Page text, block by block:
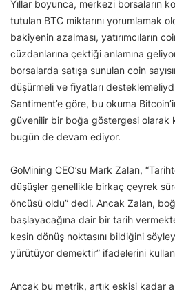
Yıllar boyunca, merkezi borsaların
tutulan BTC miktarını yorumlamak
bakiyenin azalması, yatırımcıların
cüzdanlarına çektiği anlamına
borsalarda satışa sunulan coin
düşürmeli ve fiyatları
Santiment’e göre, bu okuma
güvenilir bir boğa göstergesi olarak
bugün de devam ediyor.
GoMining CEO’su Mark Zalan,
düşüşler genellikle birkaç çeyrek
öncüsü oldu” dedi. Ancak Zalan,
başlayacağına dair bir tarih
kesin dönüş noktasını bildiğini
yürütüyor demektir” ifadelerini
Ancak bu metrik, artık eskisi kadar